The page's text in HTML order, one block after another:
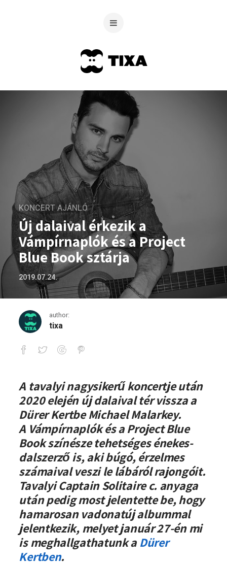
KONCERT AJÁNLÓ
Új dalaival érkezik a
Vámpírnaplók és a Project
Blue Book sztárja
2019.07.24.
author:
tixa
Új dalaival érkezik a Vámpírnaplók és
A tavalyi nagysikerű koncertje után
2020 elején új dalaival tér vissza a
Dürer KertbeMichael Malarkey.
A Vámpírnaplók és a Project Blue
Bookszínésze tehetséges énekes-
dalszerző is, aki búgó, érzelmes
számaival veszi le lábáról rajongóit.
Tavalyi Captain Solitaire c. anyaga
után pedig most jelentette be, hogy
hamarosan vadonatúj albummal
jelentkezik, melyet január 27-én mi
is meghallgathatunk a Dürer
Kertben.